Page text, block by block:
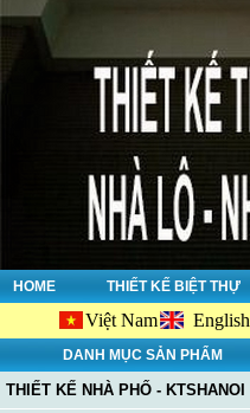
HOME THIẾT KẾ BIỆT THỰ
Việt Nam English
DANH MỤC SẢN PHẨM
THIẾT KẾ NHÀ PHỐ - KTSHANOI